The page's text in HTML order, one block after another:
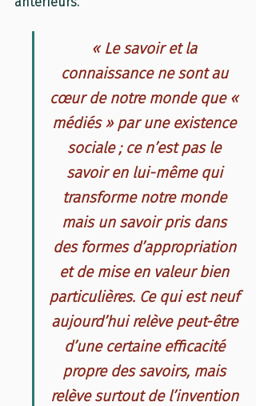
« Le savoir et la
connaissance ne sont au
cœur de notre monde que «
médiés » par une existence
sociale ; ce n’est pas le
savoir en lui-même qui
transforme notre monde
mais un savoir pris dans
des formes d’appropriation
et de mise en valeur bien
particulières. Ce qui est neuf
aujourd’hui relève peut-être
d’une certaine efficacité
propre des savoirs, mais
relève surtout de l’invention